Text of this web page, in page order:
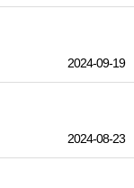
2024-09-19
2024-08-23